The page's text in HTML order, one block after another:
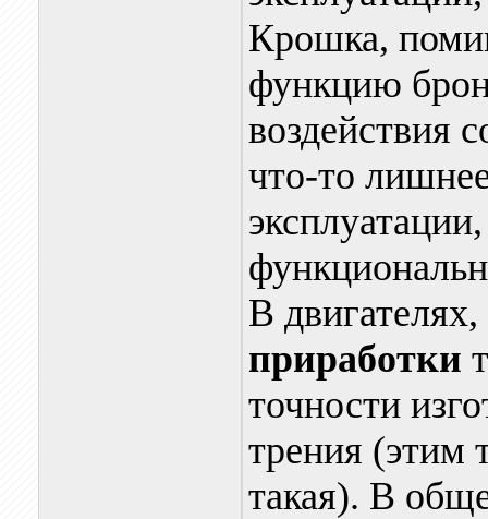
Крошка,
функцию
воздействия
что-то
В
приработки
точности
трения (этим
такая). В